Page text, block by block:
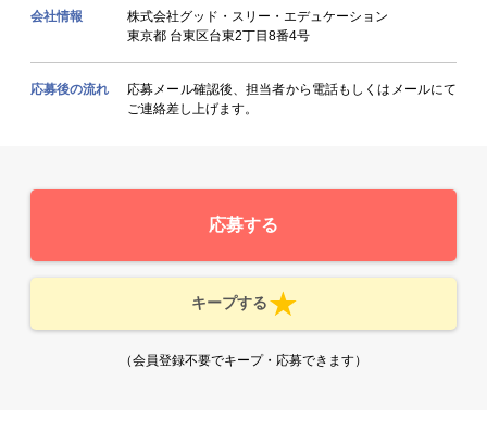
会社情報
株式会社グッド・スリー・エデュケーション
東京都 台東区台東2丁目8番4号
応募後の流れ
応募メール確認後、担当者から電話もしくはメールにて
ご連絡差し上げます。
応募する
キープする
（会員登録不要でキープ・応募できます）